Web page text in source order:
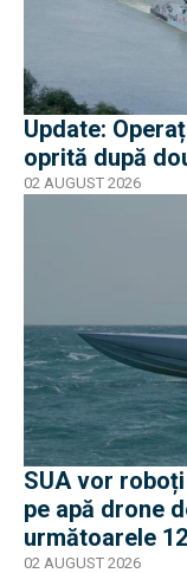
Update:
oprită după
02 AUGUST 2026
SUA vor
pe apă drone
următoarele
02 AUGUST 2026